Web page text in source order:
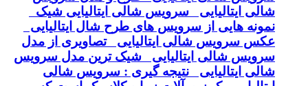
شالی ایتالیایی سرویس شالی ایتالیایی شیک
نمونه هایی از سرویس های طرح شال ایتالیایی
عکس سرویس شالی ایتالیایی تصاویری از مدل
سرویس شالی ایتالیایی شیک ترین مدل سرویس
شالی ایتالیایی نتیجه گیری : سرویس شالی